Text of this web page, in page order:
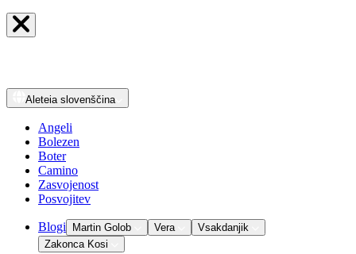
Aleteia slovenščina
Angeli
Bolezen
Boter
Camino
Zasvojenost
Posvojitev
Blogi Martin Golob Vera
Vsakdanjik
Zakonca Kosi